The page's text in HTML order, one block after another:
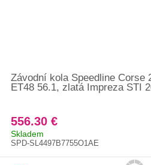
Závodní kola Speedline Corse
ET48 56.1, zlatá Impreza STI
556.30 €
Skladem
SPD-SL4497B7755O1AE